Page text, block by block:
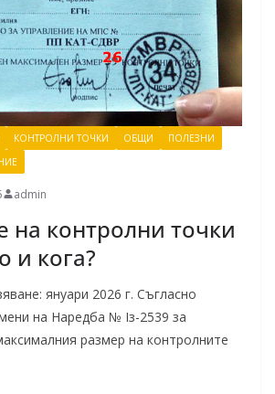
КОНТРОЛНИ ТОЧКИ ОБЩИ
ПОЛЕЗНИ
admin
на контролни точки
и кога?
януари 2026 г. Съгласно
на Наредба № Із-2539 за
размер на контролните